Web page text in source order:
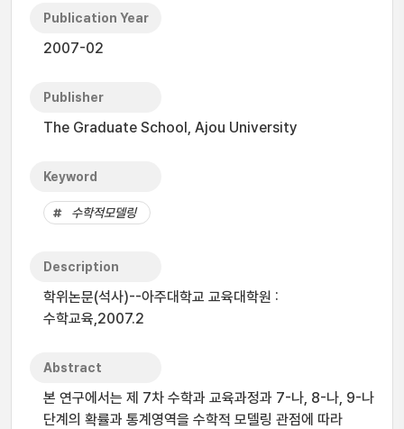
Publication Year
2007-02
Publisher
The Graduate School, Ajou University
Keyword
수학적모델링
Description
학위논문(석사)--아주대학교 교육대학원 :
수학교육,2007.2
Abstract
본 연구에서는 제 7차 수학과 교육과정과 7-나, 8-나, 9-나
단계의 확률과 통계영역을 수학적 모델링 관점에 따라